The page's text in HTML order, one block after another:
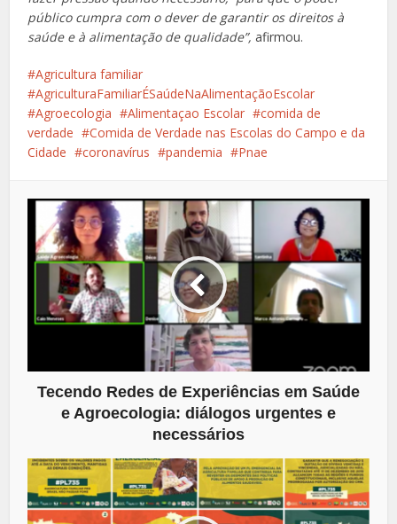
público cumpra com o dever de garantir os direitos à
saúde e à alimentação de qualidade”, afirmou.
Agricultura familiar
AgriculturaFamiliarÉSaúdeNaAlimentaçãoEscolar
Agroecologia
Alimentaçao Escolar
comida de
verdade
Comida de Verdade nas Escolas do Campo e da
Cidade
coronavírus pandemia Pnae
Tecendo Redes de Experiências em Saúde
e Agroecologia: diálogos urgentes e
necessários